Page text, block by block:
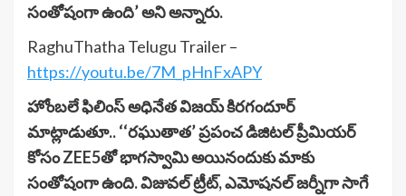
సంతోషంగా ఉంది’ అని అన్నారు.
RaghuThatha Telugu Trailer –
https://youtu.be/7M_pHnFxAPY
హోంబలే ఫిలింస్ అధినేత విజయ్ కిరగందూర్
మాట్లాడుతూ.. ‘‘రఘుతాత’ ప్రపంచ డిజిటల్ ప్రీమియర్
కోసం ZEE5తో భాగస్వామి అయినందుకు మాకు
సంతోషంగా ఉంది. విజువల్ ట్రీట్, ఎమోషనల్ జర్నీగా సాగే